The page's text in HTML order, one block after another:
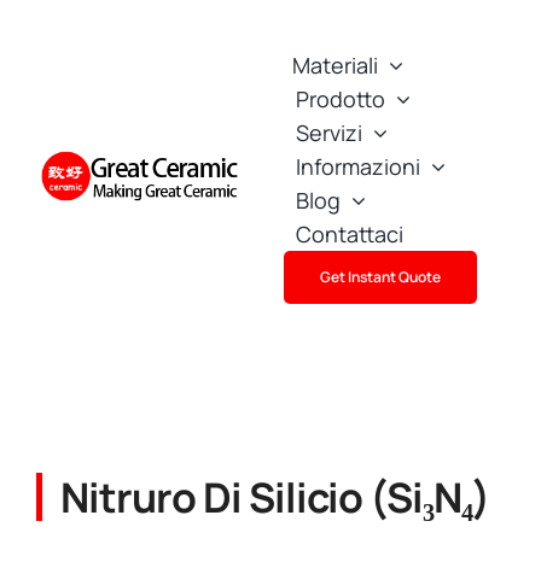
Materiali
Prodotto
Servizi
Informazioni
Blog
Contattaci
Get Instant Quote
Nitruro Di Silicio (Si₃N₄)